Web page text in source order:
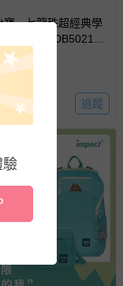
寶 - 七龍珠超經典學
包-黑色 IMDB5021BK
公分孩童適用 | 精選
（恐龍午餐袋、童
）
追蹤